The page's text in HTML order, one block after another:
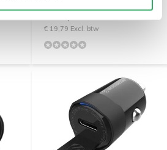
€ 23,95
€ 19,79 Excl. btw